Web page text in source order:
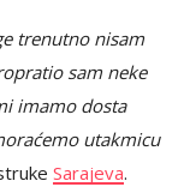
trenutno nisam
sam neke
imamo dosta
utakmicu
Sarajeva.